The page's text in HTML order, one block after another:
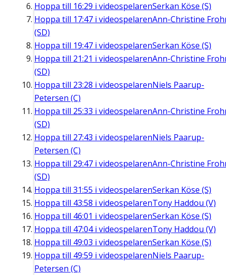
Hoppa till 16:29 i videospelarenSerkan Köse (S)
Hoppa till 17:47 i videospelarenAnn-Christine
(SD)
Hoppa till 19:47 i videospelarenSerkan Köse (S)
Hoppa till 21:21 i videospelarenAnn-Christine
(SD)
Hoppa till 23:28 i videospelarenNiels Paarup-
Petersen (C)
Hoppa till 25:33 i videospelarenAnn-Christine
(SD)
Hoppa till 27:43 i videospelarenNiels Paarup-
Petersen (C)
Hoppa till 29:47 i videospelarenAnn-Christine
(SD)
Hoppa till 31:55 i videospelarenSerkan Köse (S)
Hoppa till 43:58 i videospelarenTony Haddou (V)
Hoppa till 46:01 i videospelarenSerkan Köse (S)
Hoppa till 47:04i videospelarenTony Haddou (V)
Hoppa till 49:03 i videospelarenSerkan Köse (S)
Hoppa till 49:59 i videospelarenNiels Paarup-
Petersen (C)